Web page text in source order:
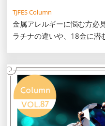
TJFES Column
金属アレルギーに悩む方必
ラチナの違いや、18金に潜
コツをご紹介します。